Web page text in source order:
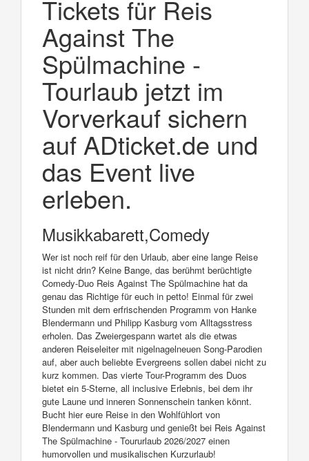
Tickets für Reis
Against The
Spülmachine -
Tourlaub jetzt im
Vorverkauf sichern
auf ADticket.de und
das Event live
erleben.
Musikkabarett,Comedy
Wer ist noch reif für den Urlaub, aber eine lange Reise
ist nicht drin? Keine Bange, das berühmt berüchtigte
Comedy-Duo Reis Against The Spülmachine hat da
genau das Richtige für euch in petto! Einmal für zwei
Stunden mit dem erfrischenden Programm von Hanke
Blendermann und Philipp Kasburg vom Alltagsstress
erholen. Das Zweiergespann wartet als die etwas
anderen Reiseleiter mit nigelnagelneuen Song-Parodien
auf, aber auch beliebte Evergreens sollen dabei nicht zu
kurz kommen. Das vierte Tour-Programm des Duos
bietet ein 5-Sterne, all inclusive Erlebnis, bei dem ihr
gute Laune und inneren Sonnenschein tanken könnt.
Bucht hier eure Reise in den Wohlfühlort von
Blendermann und Kasburg und genießt bei Reis Against
The Spülmachine - Toururlaub 2026/2027 einen
humorvollen und musikalischen Kurzurlaub!